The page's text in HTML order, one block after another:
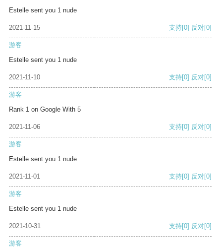
Estelle sent you 1 nude
2021-11-15 支持[0] 反对[0]
游客
Estelle sent you 1 nude
2021-11-10 支持[0] 反对[0]
游客
Rank 1 on Google With 5
2021-11-06 支持[0] 反对[0]
游客
Estelle sent you 1 nude
2021-11-01 支持[0] 反对[0]
游客
Estelle sent you 1 nude
2021-10-31 支持[0] 反对[0]
游客